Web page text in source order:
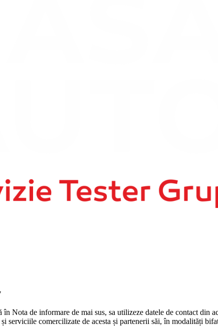
Nota de informare de mai sus, sa utilizeze datele de contact din
serviciile comercilizate de acesta și partenerii săi, în modalități